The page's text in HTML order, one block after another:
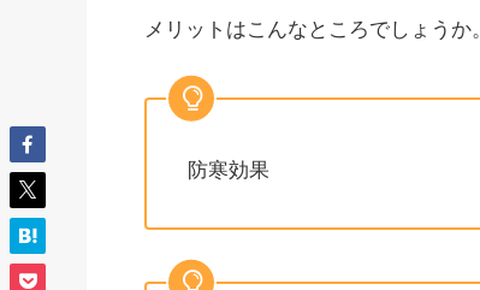
メリットはこんなところでしょうか。
防寒効果